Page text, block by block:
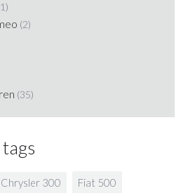
(2)
(35)
Chrysler 300 Fiat 500